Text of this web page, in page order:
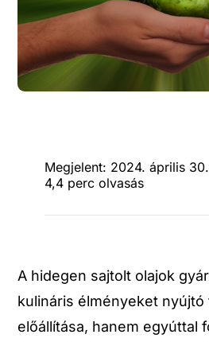
Megjelent: 2024. április 30.
4,4 perc olvasás
A hidegen sajtolt olajok
kulináris élményeket nyújtó
előállítása, hanem egyúttal